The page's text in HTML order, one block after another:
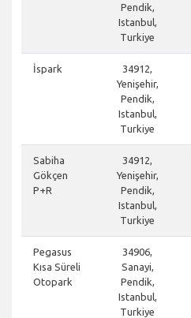
Pendik,
Istanbul,
Turkiye
İspark
34912,
Yenişehir,
Pendik,
Istanbul,
Turkiye
Sabiha
Gökçen
P+R
34912,
Yenişehir,
Pendik,
Istanbul,
Turkiye
Pegasus
Kısa Süreli
Otopark
34906,
Sanayi,
Pendik,
Istanbul,
Turkiye